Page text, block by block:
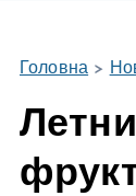
Головна >